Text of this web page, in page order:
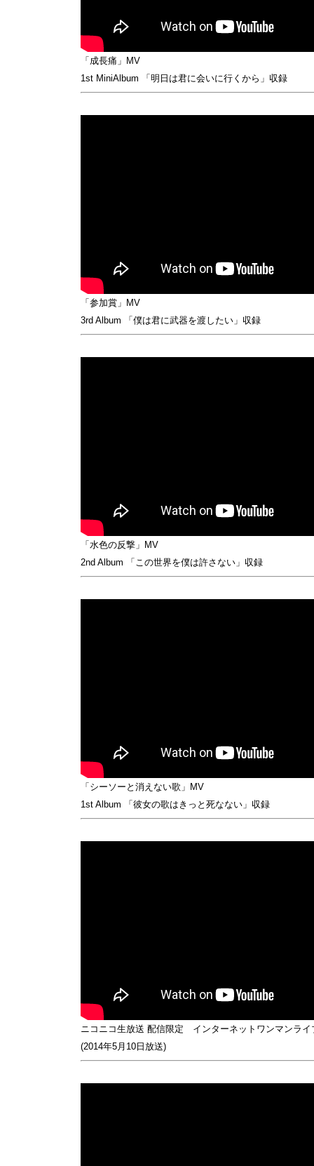
「成長痛」MV
1st MiniAlbum 「明日は君に会いに行くから」収録
「参加賞」MV
3rd Album 「僕は君に武器を渡したい」収録
「水色の反撃」MV
2nd Album 「この世界を僕は許さない」収録
「シーソーと消えない歌」MV
1st Album 「彼女の歌はきっと死なない」収録
ニコニコ生放送 配信限定 インターネットワンマンライ
(2014年5月10日放送)